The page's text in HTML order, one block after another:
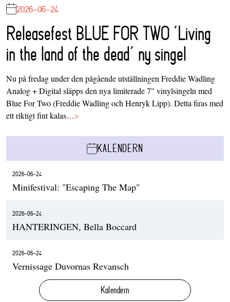
2026-06-24
Releasefest BLUE FOR TWO ‘Living
in the land of the dead’ ny singel
Nu på fredag under den pågående utställningen Freddie Wadling
Analog + Digital släpps den nya limiterade 7" vinylsingeln med
Blue For Two (Freddie Wadling och Henryk Lipp). Detta firas med
ett riktigt fint kalas…>
KALENDERN
2026-06-24
Minifestival: "Escaping The Map"
2026-06-24
HANTERINGEN, Bella Boccard
2026-06-24
Vernissage Duvornas Revansch
Kalendern